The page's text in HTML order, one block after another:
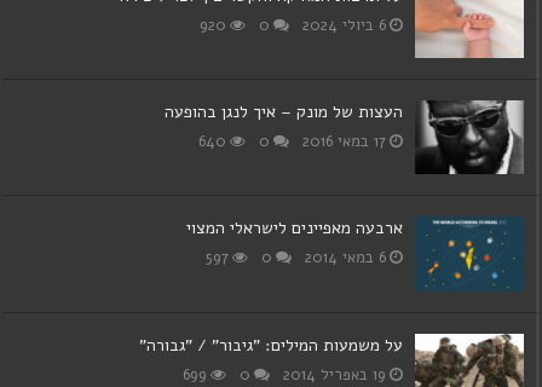
6 ביולי 2024 0
920
העצות של מונק – איך לנגן בהופעה
17 במאי 2016 0
640
ארבעה מאפיינים לישראלי המצוי
6 במאי 2014 0
597
על משמעות המילים: "גיבור" / "גבורה"
19 באפריל 2014 0
699